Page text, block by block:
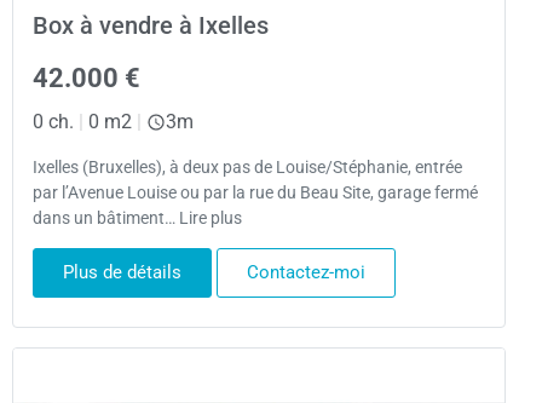
Box à vendre à Ixelles
42.000 €
0 ch. 0 m2 3m
Ixelles (Bruxelles), à deux pas de Louise/Stéphanie, entrée
par l’Avenue Louise ou par la rue du Beau Site, garage fermé
dans un bâtiment… Lire plus
Plus de détails Contactez-moi